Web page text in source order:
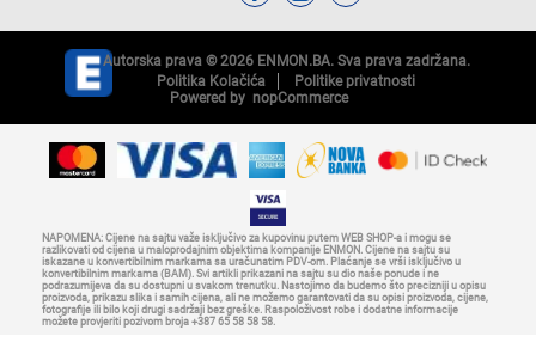
Autorska prava © 2026 ENMON.BA. Sva prava zadržana.
Politika Kolačića
Politike privatnosti
Powered by nopCommerce
NAPOMENA: Cijene na sajtu važe isključivo za kupovinu putem WEB SHOP-a i mogu se
razlikovati od cijena u maloprodajnim objektima kompanije ENMON. Cijene na sajtu su
iskazane u konvertibilnim markama sa uračunatim PDV-om. Plaćanje se vrši isključivo u
konvertibilnim markama (BAM). Svi artikli prikazani na sajtu su dio naše ponude i ne
podrazumijeva da su dostupni u svakom trenutku. Nastojimo da budemo što precizniji u opisu
proizvoda, prikazu slika i samih cijena, ali ne možemo garantovati da su opisi proizvoda, cijene,
fotografije ili bilo koji drugi sadržaji bez greške. Raspoloživost robe i dodatne informacije
možete provjeriti pozivom broja +387 65 58 58 58.